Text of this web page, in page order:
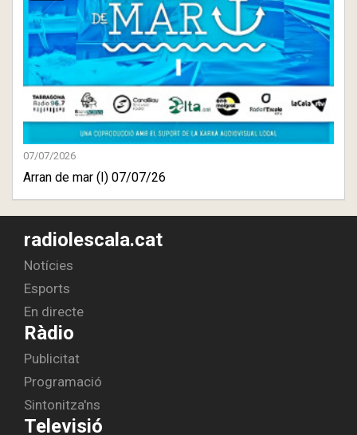
07/07/2026
Arran de mar (I) 07/07/26
radiolescala.cat
Notícies
Esports
En directe
Ràdio
Publicitat
Programació
Sintonitza'ns
Televisió